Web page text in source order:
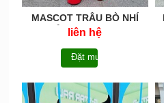
MASCOT TRÂU BÒ NHÍ
NHẢNH - MCTB017
liên hệ
Đặt mua